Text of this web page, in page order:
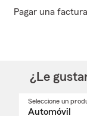
Pagar una factura
¿Le
Seleccione un